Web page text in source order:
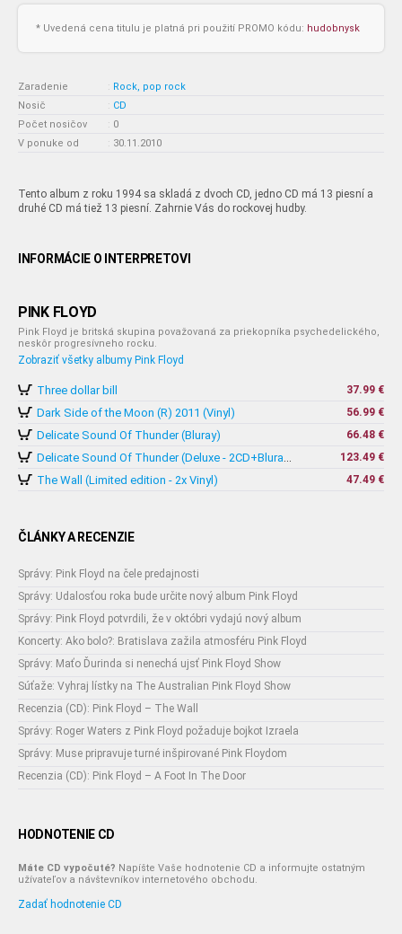
* Uvedená cena titulu je platná pri použití PROMO kódu: hudobnysk
Zaradenie : Rock, pop rock
Nosič
: CD
Počet nosičov
: 0
V ponuke od
: 30.11.2010
Tento album z roku 1994 sa skladá z dvoch CD, jedno CD má 13 piesní a
druhé CD má tiež 13 piesní. Zahrnie Vás do rockovej hudby.
INFORMÁCIE O INTERPRETOVI
PINK FLOYD
Pink Floyd je britská skupina považovaná za priekopníka psychedelického,
neskôr progresívneho rocku.
Zobraziť všetky albumy Pink Floyd
Three dollar bill 37.99 €
Dark Side of the Moon (R) 2011 (Vinyl) 56.99 €
Delicate Sound Of Thunder (Bluray)
66.48 €
Delicate Sound Of Thunder (Deluxe - 2CD+Bluray+DVD)
123.49 €
The Wall (Limited edition - 2x Vinyl) 47.49 €
ČLÁNKY A RECENZIE
Správy: Pink Floyd na čele predajnosti
Správy: Udalosťou roka bude určite nový album Pink Floyd
Správy: Pink Floyd potvrdili, že v októbri vydajú nový album
Koncerty: Ako bolo?: Bratislava zažila atmosféru Pink Floyd
Správy: Maťo Ďurinda si nenechá ujsť Pink Floyd Show
Súťaže: Vyhraj lístky na The Australian Pink Floyd Show
Recenzia (CD): Pink Floyd – The Wall
Správy: Roger Waters z Pink Floyd požaduje bojkot Izraela
Správy: Muse pripravuje turné inšpirované Pink Floydom
Recenzia (CD): Pink Floyd – A Foot In The Door
HODNOTENIE CD
Máte CD vypočuté? Napíšte Vaše hodnotenie CD a informujte ostatným
užívateľov a návštevníkov internetového obchodu.
Zadať hodnotenie CD